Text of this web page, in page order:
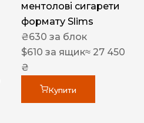
ментолові сигарети
формату Slims
₴630 за блок
$610 за ящик≈ 27 450
₴
Купити